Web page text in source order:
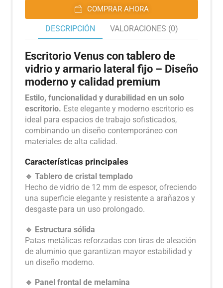
COMPRAR AHORA
DESCRIPCIÓN VALORACIONES (0)
Escritorio Venus con tablero de
vidrio y armario lateral fijo – Diseño
moderno y calidad premium
Estilo, funcionalidad y durabilidad en un solo
escritorio. Este elegante y moderno escritorio es
ideal para espacios de trabajo sofisticados,
combinando un diseño contemporáneo con
materiales de alta calidad.
Características principales
🔹 Tablero de cristal templado
Hecho de vidrio de 12 mm de espesor, ofreciendo
una superficie elegante y resistente a arañazos y
desgaste para un uso prolongado.
🔹 Estructura sólida
Patas metálicas reforzadas con tiras de aleación
de aluminio que garantizan mayor estabilidad y
un diseño moderno.
🔹 Panel frontal de melamina